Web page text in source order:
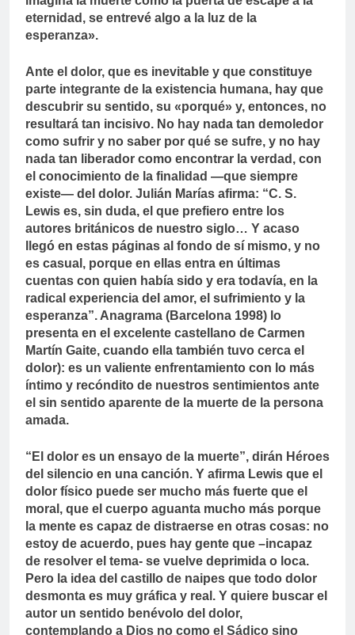
eternidad, se entrevé algo a la luz de la
esperanza».
Ante el dolor, que es inevitable y que constituye
parte integrante de la existencia humana, hay que
descubrir su sentido, su «porqué» y, entonces, no
resultará tan incisivo. No hay nada tan demoledor
como sufrir y no saber por qué se sufre, y no hay
nada tan liberador como encontrar la verdad, con
el conocimiento de la finalidad —que siempre
existe— del dolor. Julián Marías afirma: “C. S.
Lewis es, sin duda, el que prefiero entre los
autores británicos de nuestro siglo… Y acaso
llegó en estas páginas al fondo de sí mismo, y no
es casual, porque en ellas entra en últimas
cuentas con quien había sido y era todavía, en la
radical experiencia del amor, el sufrimiento y la
esperanza”. Anagrama (Barcelona 1998) lo
presenta en el excelente castellano de Carmen
Martín Gaite, cuando ella también tuvo cerca el
dolor): es un valiente enfrentamiento con lo más
íntimo y recóndito de nuestros sentimientos ante
el sin sentido aparente de la muerte de la persona
amada.
“El dolor es un ensayo de la muerte”, dirán Héroes
del silencio en una canción. Y afirma Lewis que el
dolor físico puede ser mucho más fuerte que el
moral, que el cuerpo aguanta mucho más porque
la mente es capaz de distraerse en otras cosas: no
estoy de acuerdo, pues hay gente que –incapaz
de resolver el tema- se vuelve deprimida o loca.
Pero la idea del castillo de naipes que todo dolor
desmonta es muy gráfica y real. Y quiere buscar el
autor un sentido benévolo del dolor,
contemplando a Dios no como el Sádico sino